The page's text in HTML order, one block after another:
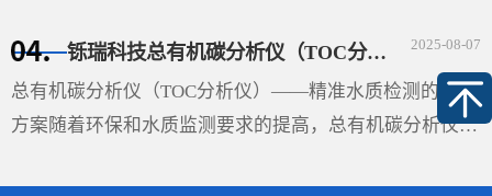
的切线（如图），两切线通过液体内部所成的夹角θ即称
···
2025-08-07
铄瑞科技总有机碳分析仪（TOC分析仪）——精准水质检测的解决方案
总有机碳分析仪（TOC分析仪）——精准水质检测的解决
方案随着环保和水质监测要求的提高，总有机碳分析仪